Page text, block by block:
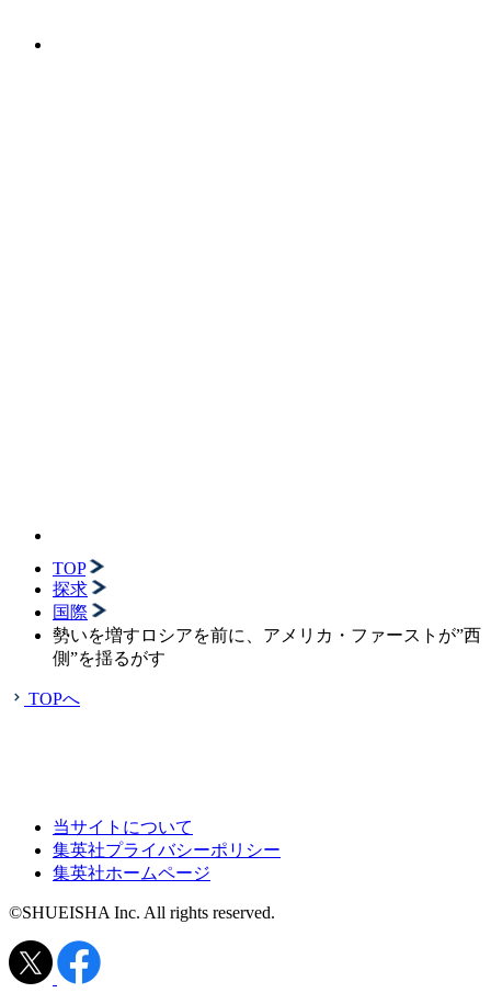
TOP
探求
国際
勢いを増すロシアを前に、アメリカ・ファーストが”西
側”を揺るがす
TOPへ
当サイトについて
集英社プライバシーポリシー
集英社ホームページ
©SHUEISHA Inc. All rights reserved.